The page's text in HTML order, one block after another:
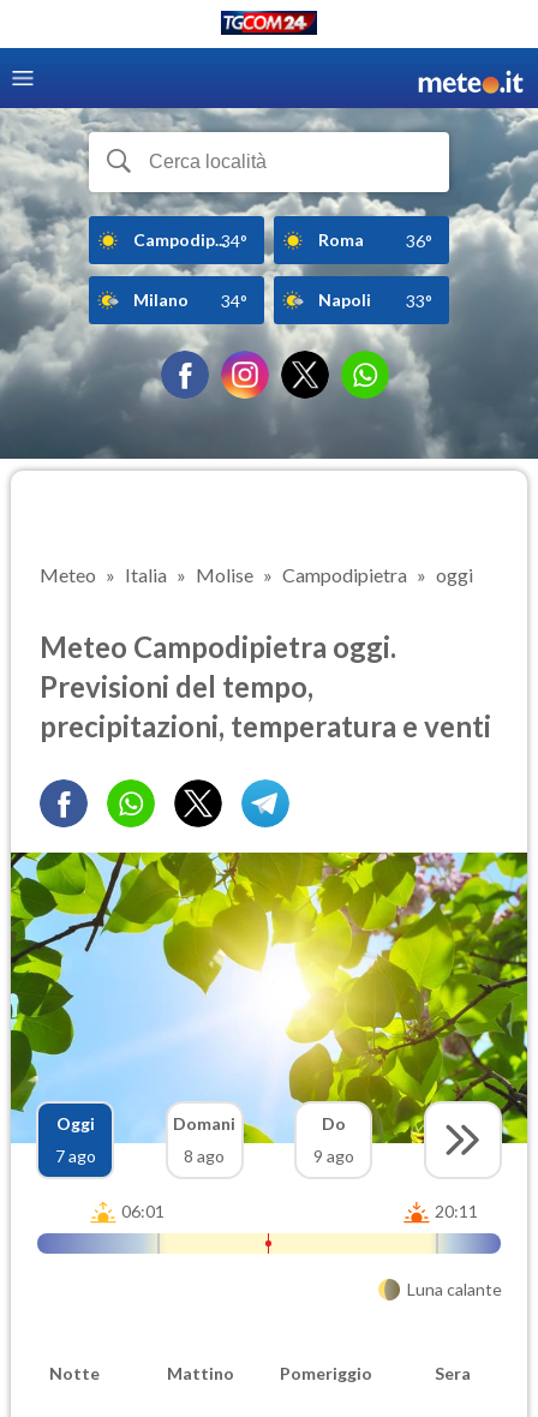
Campodip...34° Roma 36°
Milano 34° Napoli 33°
Meteo Italia Molise Campodipietra oggi
Meteo Campodipietra oggi.
Previsioni del tempo,
precipitazioni, temperatura e venti
Oggi
7 ago
Domani
8 ago
Do
9 ago
06:01 20:11
Luna calante
Notte Mattino Pomeriggio Sera